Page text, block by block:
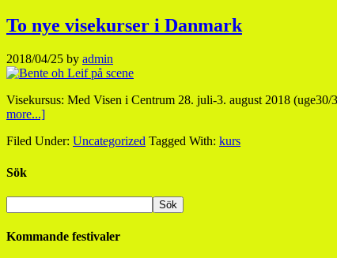
To nye visekurser i Danmark
2018/04/25 by admin
Visekursus: Med Visen i Centrum 28. juli-3. august 2018
more...]
Filed Under: Uncategorized Tagged With: kurs
Sök
Kommande festivaler